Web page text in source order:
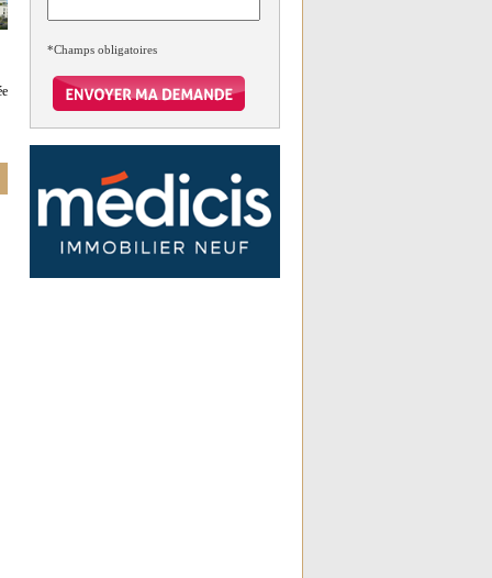
*Champs obligatoires